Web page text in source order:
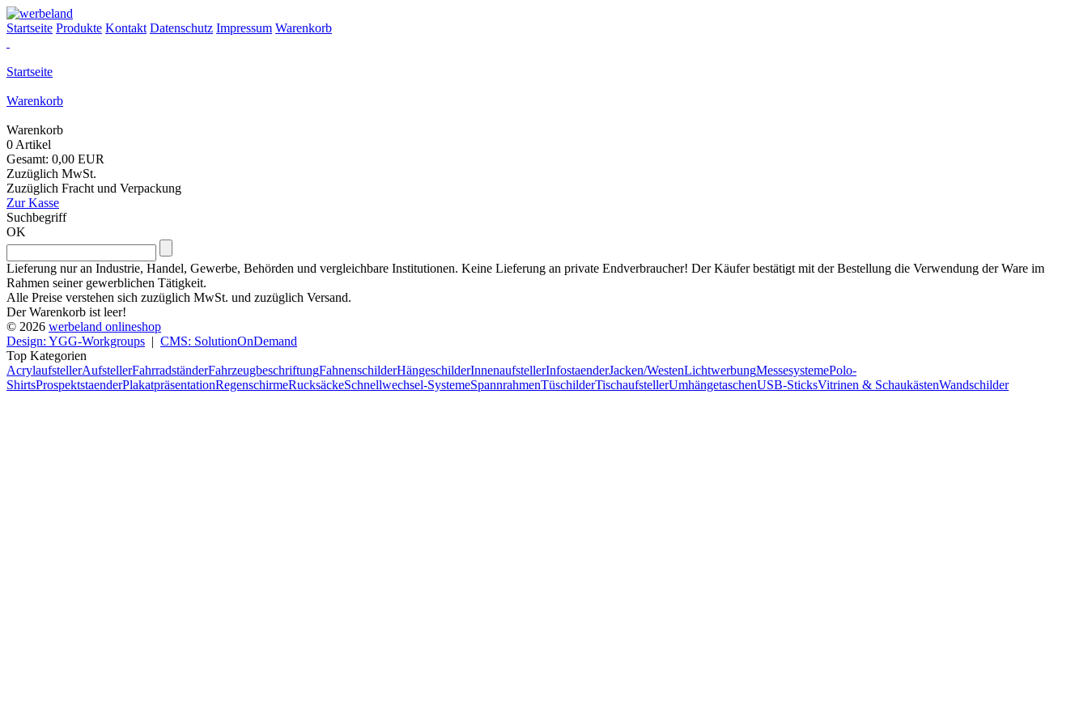
Startseite Produkte Kontakt Datenschutz Impressum Warenkorb
Startseite
Warenkorb
Warenkorb
0 Artikel
Gesamt: 0,00 EUR
Zuzüglich MwSt.
Zuzüglich Fracht und Verpackung
Zur Kasse
Suchbegriff
OK
Lieferung nur an Industrie, Handel, Gewerbe, Behörden und vergleichbare Institutionen. Keine Lieferung an private Endverbraucher! Der Käufer bestätigt mit der Bestellung die Verwendung der Ware im
Rahmen seiner gewerblichen Tätigkeit.
Alle Preise verstehen sich zuzüglich MwSt. und zuzüglich Versand.
Der Warenkorb ist leer!
© 2026 werbeland onlineshop
Design: YGG-Workgroups | CMS: SolutionOnDemand
Top Kategorien
AcrylaufstellerAufstellerFahrradständerFahrzeugbeschriftungFahnenschilderHängeschilderInnenaufstellerInfostaenderJacken/WestenLichtwerbungMessesystemePolo-
ShirtsProspektstaenderPlakatpräsentationRegenschirmeRucksäckeSchnellwechsel-SystemeSpannrahmenTüschilderTischaufstellerUmhängetaschenUSB-SticksVitrinen & SchaukästenWandschilder